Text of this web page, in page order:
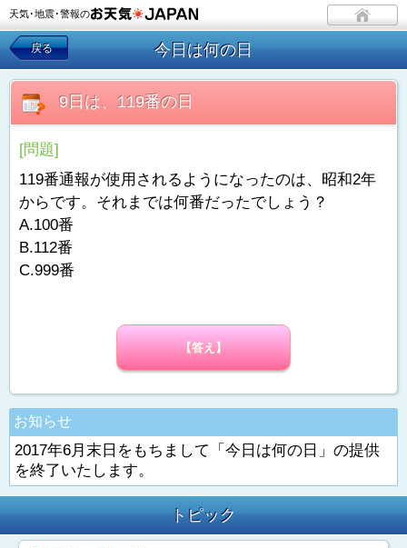
天気･地震･警報の
戻る 今日は何の日
9日は、119番の日
[問題]
119番通報が使用されるようになったのは、昭和2年
からです。それまでは何番だったでしょう？
A.100番
B.112番
C.999番
【答え】
お知らせ
2017年6月末日をもちまして「今日は何の日」の提供
を終了いたします。
トピック